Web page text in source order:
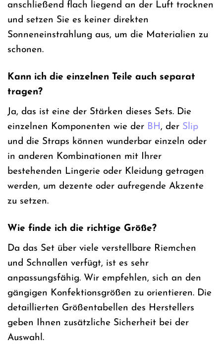
anschließend flach liegend an der Luft trocknen
und setzen Sie es keiner direkten
Sonneneinstrahlung aus, um die Materialien zu
schonen.
Kann ich die einzelnen Teile auch separat
tragen?
Ja, das ist eine der Stärken dieses Sets. Die
einzelnen Komponenten wie der BH, der Slip
und die Straps können wunderbar einzeln oder
in anderen Kombinationen mit Ihrer
bestehenden Lingerie oder Kleidung getragen
werden, um dezente oder aufregende Akzente
zu setzen.
Wie finde ich die richtige Größe?
Da das Set über viele verstellbare Riemchen
und Schnallen verfügt, ist es sehr
anpassungsfähig. Wir empfehlen, sich an den
gängigen Konfektionsgrößen zu orientieren. Die
detaillierten Größentabellen des Herstellers
geben Ihnen zusätzliche Sicherheit bei der
Auswahl.